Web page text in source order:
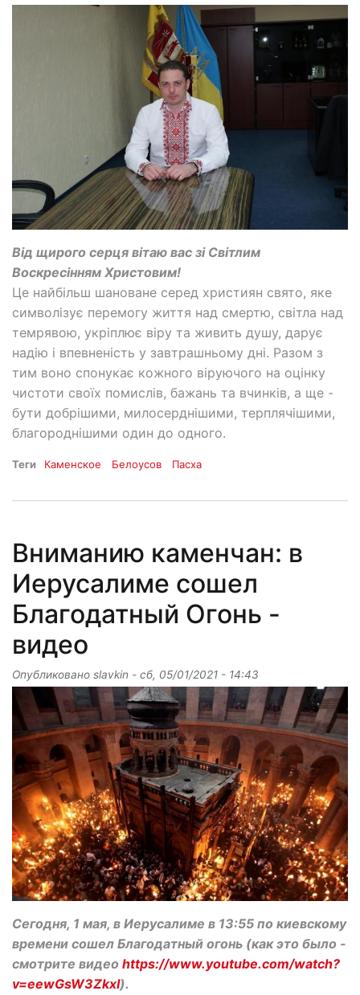
Від щирого серця вітаю вас зі Світлим
Воскресінням Христовим!
Це найбільш шановане серед християн свято, яке
символізує перемогу життя над смертю, світла над
темрявою, укріплює віру та живить душу, дарує
надію і впевненість у завтрашньому дні. Разом з
тим воно спонукає кожного віруючого на оцінку
чистоти своїх помислів, бажань та вчинків, а ще -
бути добрішими, милосерднішими, терплячішими,
благороднішими один до одного.
Теги Каменское Белоусов Пасха
Вниманию каменчан: в
Иерусалиме сошел
Благодатный Огонь -
видео
Опубликовано slavkin - сб, 05/01/2021 - 14:43
Сегодня, 1 мая, в Иерусалиме в 13:55 по киевскому
времени сошел Благодатный огонь (как это было -
смотрите видео https://www.youtube.com/watch?
v=eewGsW3ZkxI).